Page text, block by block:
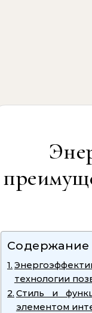
Содержание
технологии
Стиль и
элементом